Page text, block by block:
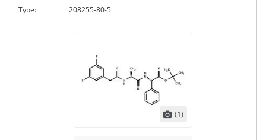
Type:
208255-80-5
(1)